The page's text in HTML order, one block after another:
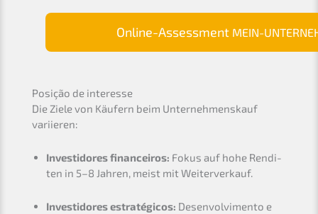
Online-Assess­ment MEIN-
Posição de interesse
Die Ziele von Käufern beim Unter­nehmens­kauf
variieren:
Invest­i­do­res finance­i­ros: Fokus auf hohe Rendi­
ten in 5–8 Jahren, meist mit Weiterverkauf.
Invest­i­do­res estra­té­gicos: Desen­vol­vi­men­to e